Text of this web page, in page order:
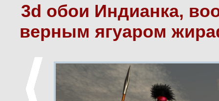
3d обои Индианка,
верным ягуаром